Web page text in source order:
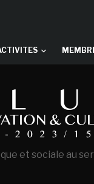
et sociale au